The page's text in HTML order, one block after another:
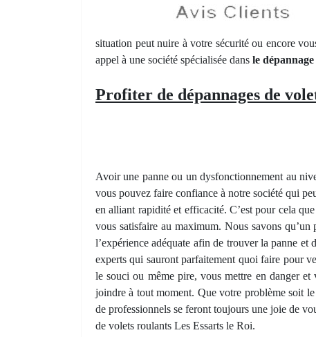
situation peut nuire à votre sécurité ou encore
appel à une société spécialisée dans le
Profiter de dépannages de
Avoir une panne ou un dysfonctionnement au
vous pouvez faire confiance à notre société qui
en alliant rapidité et efficacité. C’est pour cela
vous satisfaire au maximum. Nous savons
l’expérience adéquate afin de trouver la panne
experts qui sauront parfaitement quoi faire pour
le souci ou même pire, vous mettre en danger
joindre à tout moment. Que votre problème soit
de professionnels se feront toujours une joie de
de volets roulants Les Essarts le Roi.